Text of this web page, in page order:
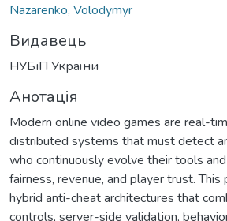
Nazarenko, Volodymyr
Видавець
НУБіП України
Анотація
Modern online video games are real-
distributed systems that must detect
who continuously evolve their tools
fairness, revenue, and player trust.
hybrid anti-cheat architectures that
controls, server-side validation,